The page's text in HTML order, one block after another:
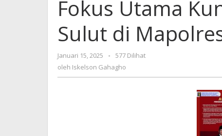
Kunjungan
Kapolda
Sulut
di
Fokus Utama
Sulut di
Januari 15, 2025
oleh
Iskelson
Gahagho
-
577 Dilihat
oleh Iskelson Gahagho